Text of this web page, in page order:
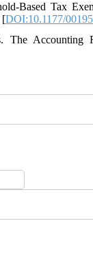
Based Tax
[DOI:10.1177/
The Accounting